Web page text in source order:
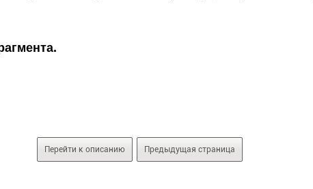
Перейти к описанию Предыдущая страница